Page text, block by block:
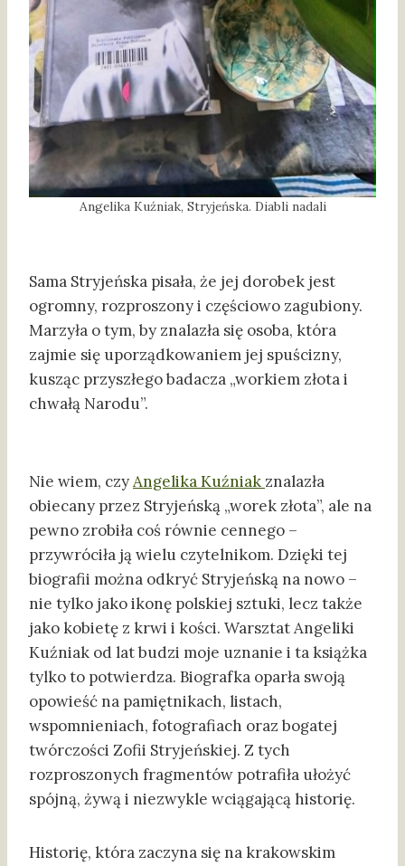
Angelika Kuźniak, Stryjeńska. Diabli nadali
Sama Stryjeńska pisała, że jej dorobek jest
ogromny, rozproszony i częściowo zagubiony.
Marzyła o tym, by znalazła się osoba, która
zajmie się uporządkowaniem jej spuścizny,
kusząc przyszłego badacza „workiem złota i
chwałą Narodu”.
Nie wiem, czyAngelika Kuźniak znalazła
obiecany przez Stryjeńską „worek złota”, ale na
pewno zrobiła coś równie cennego –
przywróciła ją wielu czytelnikom. Dzięki tej
biografii można odkryć Stryjeńską na nowo –
nie tylko jako ikonę polskiej sztuki, lecz także
jako kobietę z krwi i kości. Warsztat Angeliki
Kuźniak od lat budzi moje uznanie i ta książka
tylko to potwierdza. Biografka oparła swoją
opowieść na pamiętnikach, listach,
wspomnieniach, fotografiach oraz bogatej
twórczości Zofii Stryjeńskiej. Z tych
rozproszonych fragmentów potrafiła ułożyć
spójną, żywą i niezwykle wciągającą historię.
Historię, która zaczyna się na krakowskim